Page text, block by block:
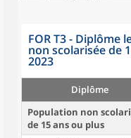
FOR T3 - Diplôme
non scolarisée de
2023
Diplôme
Population non
de 15 ans ou plus